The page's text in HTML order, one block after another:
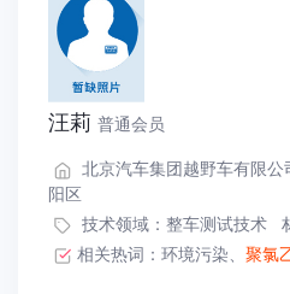
汪莉 普通会员
北京汽车集团越野车有限公
阳区
技术领域： 整车测试技术
相关热词： 环境污染、 聚氯